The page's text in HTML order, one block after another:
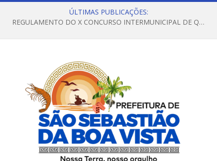
ÚLTIMAS PUBLICAÇÕES:
REGULAMENTO DO X CONCURSO INTERMUNICIPAL DE QUADRILHAS JUNINAS – 2026 – ARRAIÁ DA VENEZA